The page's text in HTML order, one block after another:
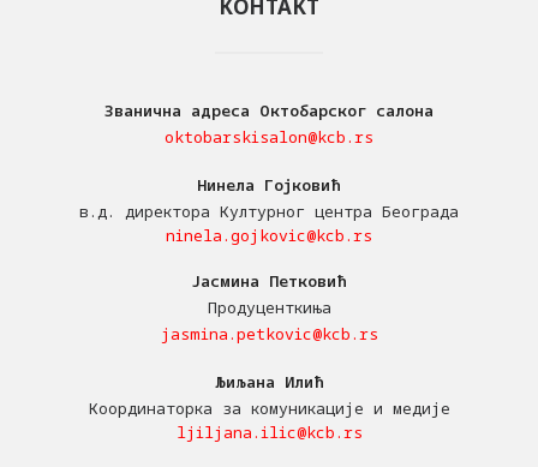
КОНТАКТ
Званична адреса Октобарског салона
oktobarskisalon@kcb.rs
Нинела Гојковић
в.д. директора Културног центра Београда
ninela.gojkovic@kcb.rs
Јасмина Петковић
Продуценткиња
jasmina.petkovic@kcb.rs
Љиљана Илић
Координаторка за комуникације и медије
ljiljana.ilic@kcb.rs